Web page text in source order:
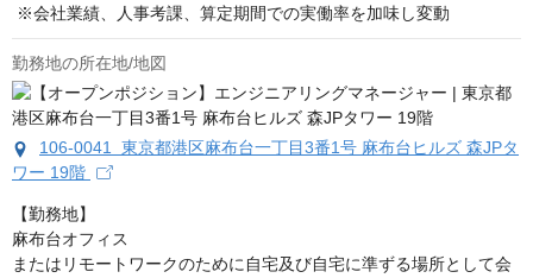
※会社業績、人事考課、算定期間での実働率を加味し変動
勤務地の所在地/地図
106-0041 東京都港区麻布台一丁目3番1号 麻布台ヒルズ 森JPタ
ワー 19階
【勤務地】
麻布台オフィス
またはリモートワークのために自宅及び自宅に準ずる場所として会